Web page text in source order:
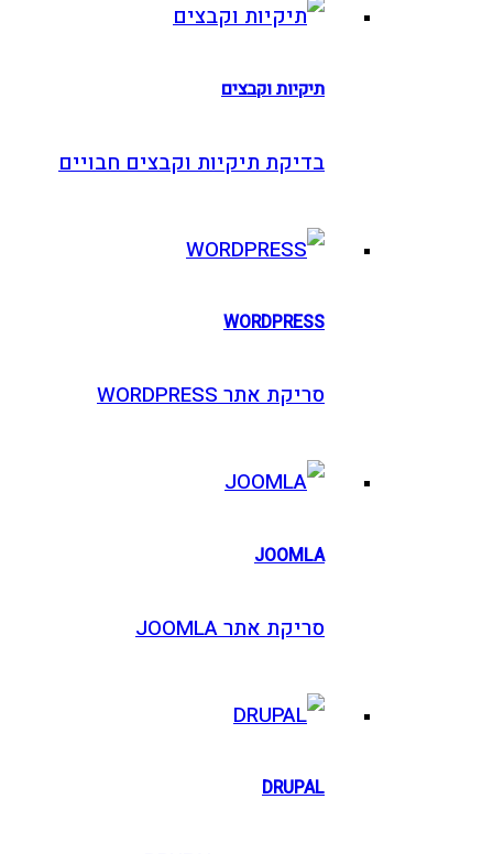
תיקיות וקבצים
בדיקת תיקיות וקבצים חבויים
WORDPRESS
סריקת אתר WORDPRESS
JOOMLA
סריקת אתר JOOMLA
DRUPAL